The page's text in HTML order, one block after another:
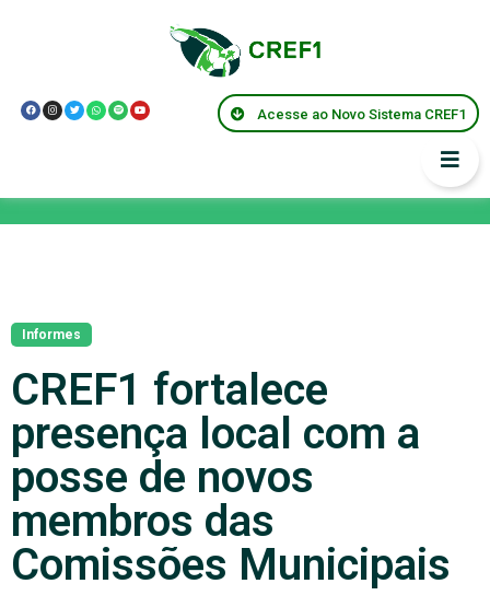
Acesse ao Novo Sistema CREF1
Informes
CREF1 fortalece
presença local com a
posse de novos
membros das
Comissões Municipais